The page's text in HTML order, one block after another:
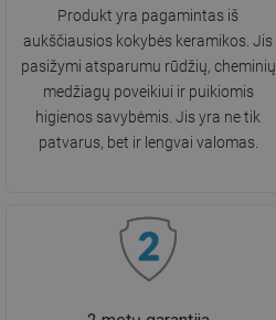
Produkt yra pagamintas iš
aukščiausios kokybės keramikos. Jis
pasižymi atsparumu rūdžių, cheminių
medžiagų poveikiui ir puikiomis
higienos savybėmis. Jis yra ne tik
patvarus, bet ir lengvai valomas.